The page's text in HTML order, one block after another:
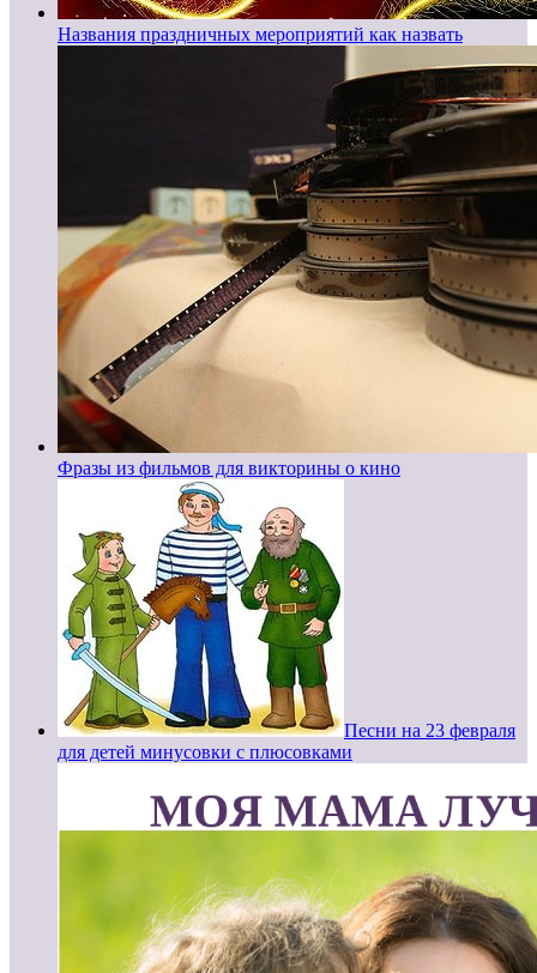
Названия праздничных мероприятий как назвать
Фразы из фильмов для викторины о кино
Песни на 23 февраля
для детей минусовки с плюсовками